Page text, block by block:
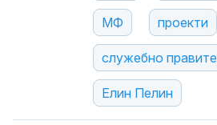
МФ проекти
служебно
Елин Пелин